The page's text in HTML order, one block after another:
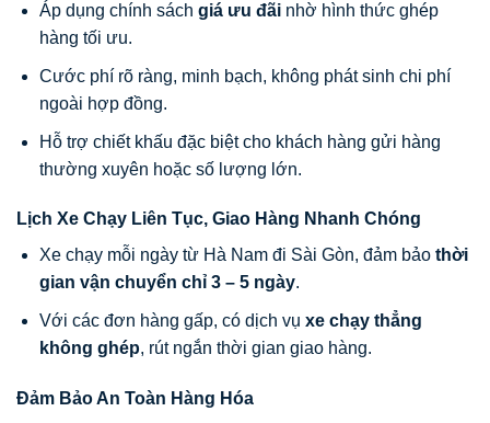
Áp dụng chính sách giá ưu đãinhờ hình thức ghép
hàng tối ưu.
Cước phí rõ ràng, minh bạch, không phát sinh chi phí
ngoài hợp đồng.
Hỗ trợ chiết khấu đặc biệt cho khách hàng gửi hàng
thường xuyên hoặc số lượng lớn.
Lịch Xe Chạy Liên Tục, Giao Hàng Nhanh Chóng
Xe chạy mỗi ngày từ Hà Nam đi Sài Gòn, đảm bảo thời
gian vận chuyển chỉ 3 – 5 ngày.
Với các đơn hàng gấp, có dịch vụ xe chạy thẳng
không ghép, rút ngắn thời gian giao hàng.
Đảm Bảo An Toàn Hàng Hóa